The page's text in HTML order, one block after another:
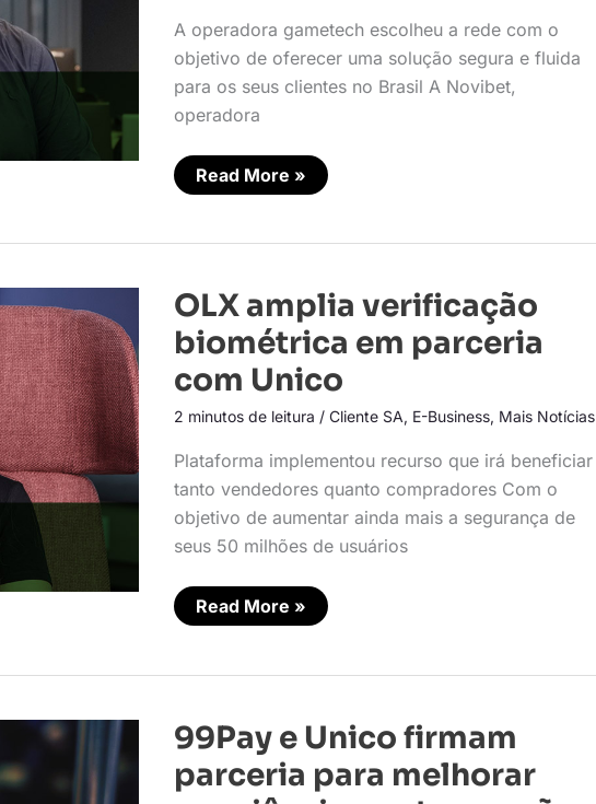
A operadora gametech escolheu a rede com o
objetivo de oferecer uma solução segura e fluida
para os seus clientes no Brasil A Novibet,
operadora
Read More »
OLX amplia verificação
biométrica em parceria
com Unico
2 minutos de leitura / Cliente SA, E-Business, Mais Notícias
Plataforma implementou recurso que irá beneficiar
tanto vendedores quanto compradores Com o
objetivo de aumentar ainda mais a segurança de
seus 50 milhões de usuários
OLX
amplia
verificação
biométrica
parceria
Unico
Read More »
99Pay e Unico firmam
parceria para melhorar
99Pay
e
firmam
parceria